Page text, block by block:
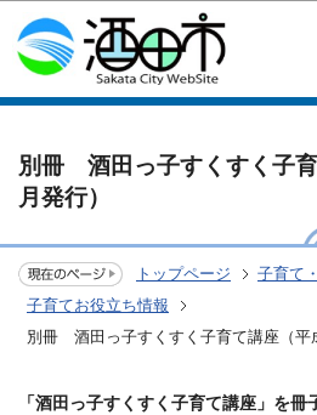
このページの本
別冊 酒田っ子すくすく子
月発行）
トップページ 子育て
子育てお役立ち情報
別冊 酒田っ子すくすく子育て講座（平
「酒田っ子すくすく子育て講座」を冊